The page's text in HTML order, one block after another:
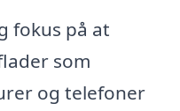
fokus på at
som
og telefoner